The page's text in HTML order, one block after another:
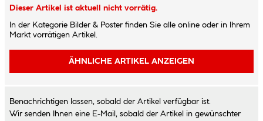
Dieser Artikel ist aktuell nicht vorrätig.
In der Kategorie Bilder & Poster finden Sie alle online oder in Ihrem
Markt vorrätigen Artikel.
ÄHNLICHE ARTIKEL ANZEIGEN
Benachrichtigen lassen, sobald der Artikel verfügbar ist.
Wir senden Ihnen eine E-Mail, sobald der Artikel in gewünschter